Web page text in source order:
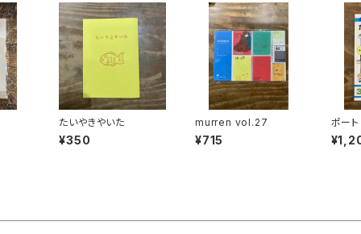
たいやきやいた
¥350
murren vol.27
¥715
ポー
ol.3